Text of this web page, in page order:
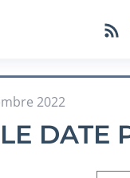
2022
DATE